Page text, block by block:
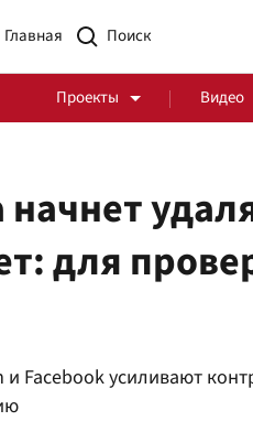
Главная
Проекты Видео
Честные закупки
начнет
для
и Facebook усиливают